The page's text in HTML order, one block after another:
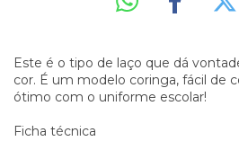
Este é o tipo de laço que dá
cor. É um modelo coringa, fácil de
ótimo com o uniforme escolar!
Ficha técnica